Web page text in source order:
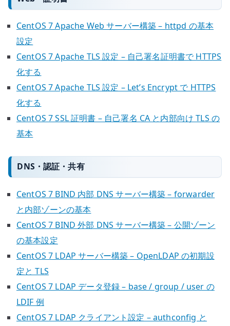
CentOS 7 Apache Web サーバー構築 – httpd の基本
設定
CentOS 7 Apache TLS 設定 – 自己署名証明書で HTTPS
化する
CentOS 7 Apache TLS 設定 – Let’s Encrypt で HTTPS
化する
CentOS 7 SSL 証明書 – 自己署名 CA と内部向け TLS の
基本
DNS・認証・共有
CentOS 7 BIND 内部 DNS サーバー構築 – forwarder
と内部ゾーンの基本
CentOS 7 BIND 外部 DNS サーバー構築 – 公開ゾーン
の基本設定
CentOS 7 LDAP サーバー構築 – OpenLDAP の初期設
定と TLS
CentOS 7 LDAP データ登録 – base / group / user の
LDIF 例
CentOS 7 LDAP クライアント設定 – authconfig と